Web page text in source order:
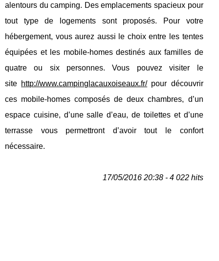
alentours du camping. Des emplacements spacieux pour
tout type de logements sont proposés. Pour votre
hébergement, vous aurez aussi le choix entre les tentes
équipées et les mobile-homes destinés aux familles de
quatre ou six personnes. Vous pouvez visiter le
site http://www.campinglacauxoiseaux.fr/pour découvrir
ces mobile-homes composés de deux chambres, d’un
espace cuisine, d’une salle d’eau, de toilettes et d’une
terrasse vous permettront d’avoir tout le confort
nécessaire.
17/05/2016 20:38 - 4 022 hits